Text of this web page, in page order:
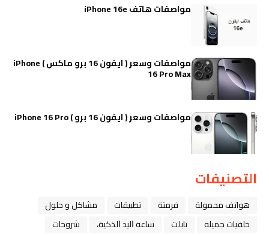
مواصفات هاتف iPhone 16e
مواصفات وسعر ( ايفون 16 برو ماكس ) iPhone
16 Pro Max
مواصفات وسعر ( ايفون 16 برو ) iPhone 16 Pro
التصنيفات
هواتف محمولة فرمتة تطبيقات
مشاكل و حلول
خلفيات جميله
تابلت ﺳﺎﻋﺔ ﺍﻟﻴﺪ ﺍﻟﺬﻛﻴﺔ،
شروحات